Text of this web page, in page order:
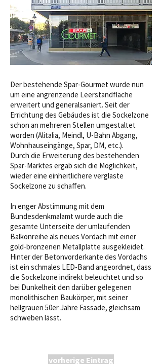
Der bestehende Spar-Gourmet wurde nun
um eine angrenzende Leerstandfläche
erweitert und generalsaniert. Seit der
Errichtung des Gebäudes ist die Sockelzone
schon an mehreren Stellen umgestaltet
worden (Alitalia, Meindl, U-Bahn Abgang,
Wohnhauseingänge, Spar, DM, etc.).
Durch die Erweiterung des bestehenden
Spar-Marktes ergab sich die Möglichkeit,
wieder eine einheitlichere verglaste
Sockelzone zu schaffen.
In enger Abstimmung mit dem
Bundesdenkmalamt wurde auch die
gesamte Unterseite der umlaufenden
Balkonreihe als neues Vordach mit einer
gold-bronzenen Metallplatte ausgekleidet.
Hinter der Betonvorderkante des Vordachs
ist ein schmales LED-Band angeordnet, dass
die Sockelzone indirekt beleuchtet und so
bei Dunkelheit den darüber gelegenen
monolithischen Baukörper, mit seiner
hellgrauen 50er Jahre Fassade, gleichsam
schweben lässt.
vorherige Eintrag